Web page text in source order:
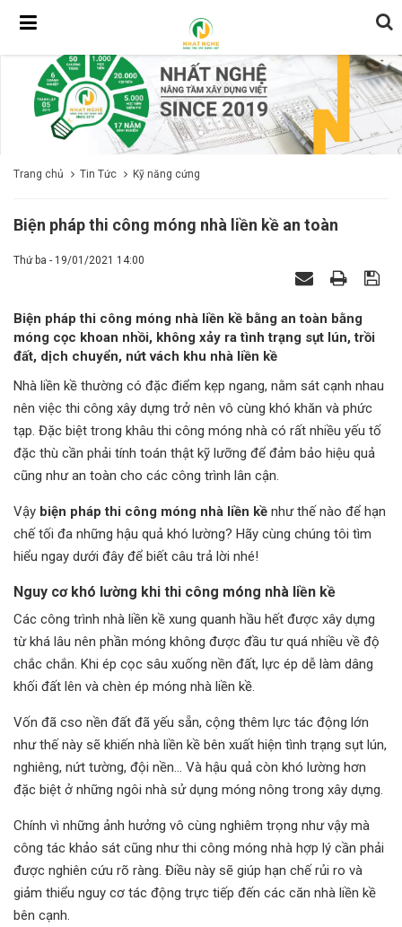
Trang chủ Tin Tức Kỹ năng cứng
Biện pháp thi công móng nhà liền kề an toàn
Thứ ba - 19/01/2021 14:00
Biện pháp thi công móng nhà liền kề bằng an toàn bằng
móng cọc khoan nhồi, không xảy ra tình trạng sụt lún, trồi
đất, dịch chuyển, nứt vách khu nhà liền kề
Nhà liền kề thường có đặc điểm kẹp ngang, nằm sát cạnh nhau
nên việc thi công xây dựng trở nên vô cùng khó khăn và phức
tạp. Đặc biệt trong khâu thi công móng nhà có rất nhiều yếu tố
đặc thù cần phải tính toán thật kỹ lưỡng để đảm bảo hiệu quả
cũng như an toàn cho các công trình lân cận.
Vậy biện pháp thi công móng nhà liền kề như thế nào để hạn
chế tối đa những hậu quả khó lường? Hãy cùng chúng tôi tìm
hiểu ngay dưới đây để biết câu trả lời nhé!
Nguy cơ khó lường khi thi công móng nhà liền kề
Các công trình nhà liền kề xung quanh hầu hết được xây dựng
từ khá lâu nên phần móng không được đầu tư quá nhiều về độ
chắc chắn. Khi ép cọc sâu xuống nền đất, lực ép dễ làm dâng
khối đất lên và chèn ép móng nhà liền kề.
Vốn đã cso nền đất đã yếu sẵn, cộng thêm lực tác động lớn
như thế này sẽ khiến nhà liền kề bên xuất hiện tình trạng sụt lún,
nghiêng, nứt tường, đội nền… Và hậu quả còn khó lường hơn
đặc biệt ở những ngôi nhà sử dụng móng nông trong xây dựng.
Chính vì những ảnh hưởng vô cùng nghiêm trọng như vậy mà
công tác khảo sát cũng như thi công móng nhà hợp lý cần phải
được nghiên cứu rõ ràng. Điều này sẽ giúp hạn chế rủi ro và
giảm thiểu nguy cơ tác động trực tiếp đến các căn nhà liền kề
bên cạnh.